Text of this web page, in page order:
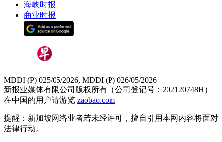
海峡时报
商业时报
MDDI (P) 025/05/2026, MDDI (P) 026/05/2026
新报业媒体有限公司版权所有（公司登记号：202120748H）
在中国的用户请游览 zaobao.com
提醒：新加坡网络业者若未经许可，擅自引用本网内容将面对
法律行动。